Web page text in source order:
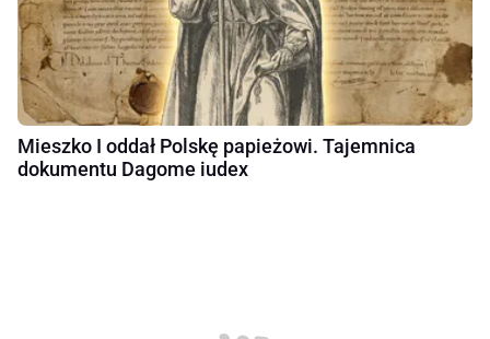
Mieszko I oddał Polskę papieżowi. Tajemnica
dokumentu Dagome iudex